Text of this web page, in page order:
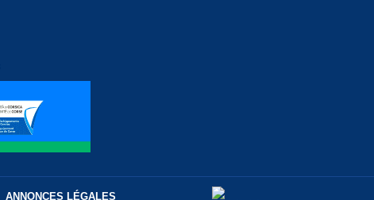
ANNONCES LÉGALES